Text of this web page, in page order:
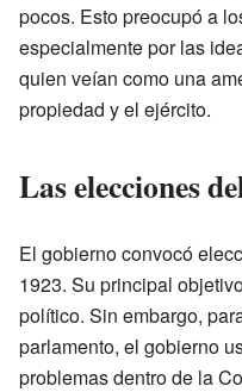
pocos. Esto preocupó a
especialmente por las
quien veían como una
propiedad y el ejército.
Las elecciones
El gobierno convocó
1923. Su principal
político. Sin embargo,
parlamento, el gobierno
problemas dentro de la